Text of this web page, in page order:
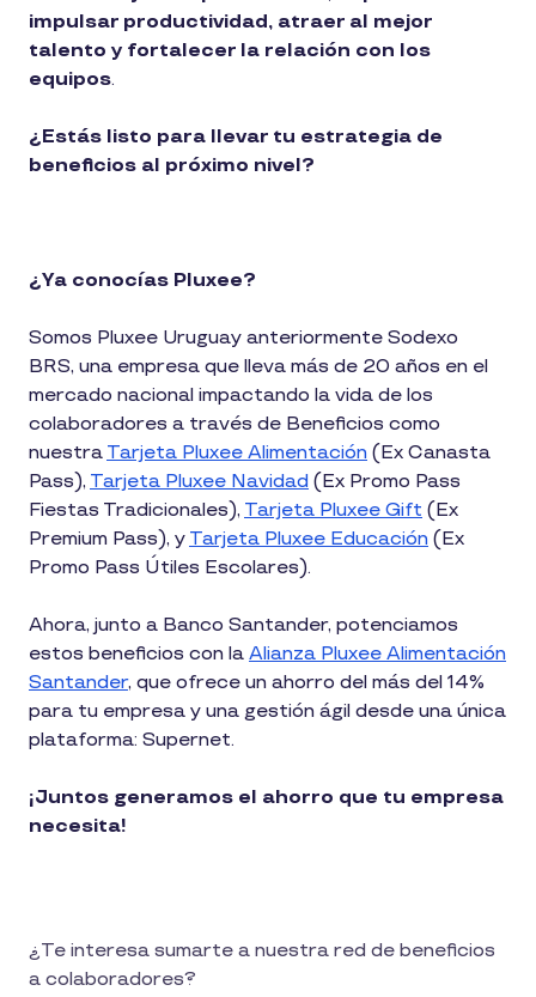
impulsar productividad, atraer al mejor
talento y fortalecer la relación con los
equipos.
¿Estás listo para llevar tu estrategia de
beneficios al próximo nivel?
¿Ya conocías Pluxee?
Somos Pluxee Uruguay anteriormente Sodexo
BRS, una empresa que lleva más de 20 años en el
mercado nacional impactando la vida de los
colaboradores a través de Beneficios como
nuestra Tarjeta Pluxee Alimentación (Ex Canasta
Pass), Tarjeta Pluxee Navidad (Ex Promo Pass
Fiestas Tradicionales), Tarjeta Pluxee Gift (Ex
Premium Pass), y Tarjeta Pluxee Educación (Ex
Promo Pass Útiles Escolares).
Ahora, junto a Banco Santander, potenciamos
estos beneficios con la Alianza Pluxee Alimentación
Santander, que ofrece un ahorro del más del 14%
para tu empresa y una gestión ágil desde una única
plataforma: Supernet.
¡Juntos generamos el ahorro que tu empresa
necesita!
¿Te interesa sumarte a nuestra red de beneficios
a colaboradores?